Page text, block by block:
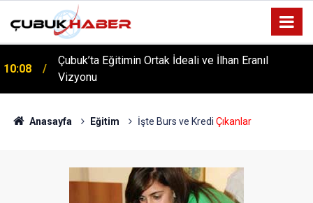
Çubuk’ta Eğitimin Ortak İdeali ve İlhan Eranıl
Vizyonu
12:06
ÇUBUK’TA ‘YAZA MERHABA’ COŞKUSU: Kursiyerler
Gönüllerince Eğlendi!
Anasayfa Eğitim İşte Burs ve Kredi Çıkanlar